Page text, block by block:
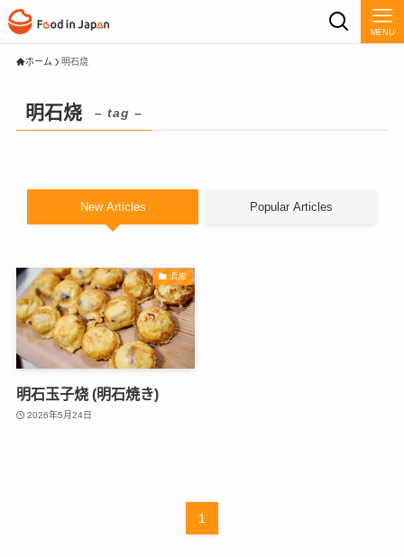
MENU
ホーム 明石烧
明石烧 – tag –
New Articles Popular Articles
兵库
明石玉子烧 (明石焼き)
2026年5月24日
1